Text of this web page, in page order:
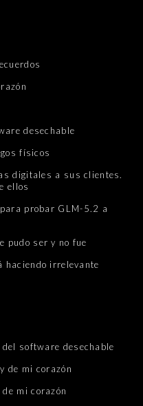
desechable
físicos
digitales a sus clientes.
ellos
probar GLM-5.2 a
pudo ser y no fue
haciendo irrelevante
software desechable
de mi corazón
mi corazón